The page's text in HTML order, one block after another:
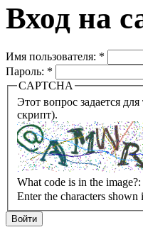
Вход на
Имя пользователя: *
Пароль: *
CAPTCHA
Этот вопрос задается для того, чтобы выяснить,
скрипт).
What code is in the image?:
Enter the characters shown